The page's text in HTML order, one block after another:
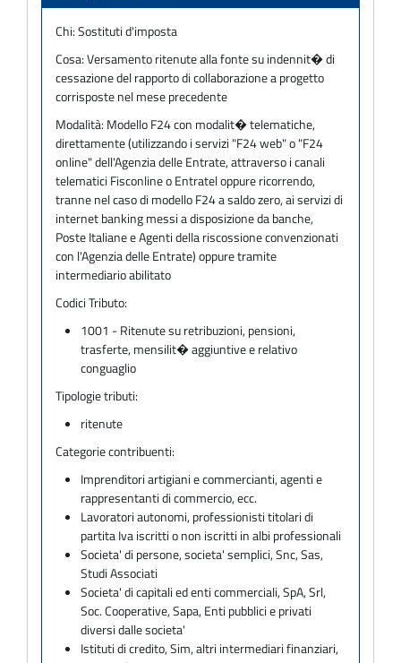
Chi:Sostituti d'imposta
Cosa:Versamento ritenute alla fonte su indennit� di
cessazione del rapporto di collaborazione a progetto
corrisposte nel mese precedente
Modalità: Modello F24 con modalit� telematiche,
direttamente (utilizzando i servizi "F24 web" o "F24
online" dell'Agenzia delle Entrate, attraverso i canali
telematici Fisconline o Entratel oppure ricorrendo,
tranne nel caso di modello F24 a saldo zero, ai servizi di
internet banking messi a disposizione da banche,
Poste Italiane e Agenti della riscossione convenzionati
con l'Agenzia delle Entrate) oppure tramite
intermediario abilitato
Codici Tributo:
1001 - Ritenute su retribuzioni, pensioni,
trasferte, mensilit� aggiuntive e relativo
conguaglio
Tipologie tributi:
ritenute
Categorie contribuenti:
Imprenditori artigiani e commercianti, agenti e
rappresentanti di commercio, ecc.
Lavoratori autonomi, professionisti titolari di
partita Iva iscritti o non iscritti in albi professionali
Societa' di persone, societa' semplici, Snc, Sas,
Studi Associati
Societa' di capitali ed enti commerciali, SpA, Srl,
Soc. Cooperative, Sapa, Enti pubblici e privati
diversi dalle societa'
Istituti di credito, Sim, altri intermediari finanziari,